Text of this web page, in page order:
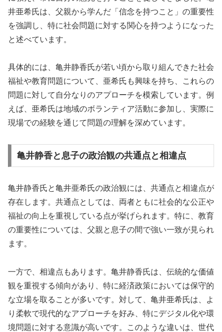
井亜希氏は、父親から学んだ「信念を持つこと」の重要性
を強調し、特に社会問題に対する関心を持つようになった
と述べています。
具体的には、亀井静香氏が若い頃から取り組んできた社会
福祉や教育問題について、亜希氏も興味を持ち、これらの
問題に対して自分なりのアプローチを模索しています。例
えば、亜希氏は地域のボランティア活動に参加し、実際に
現場での経験を通じて問題の理解を深めています。
亀井静香と息子の政治観の共通点と相違点
亀井静香氏と亀井亜希氏の政治観には、共通点と相違点が
存在します。共通点としては、両者ともに社会的な公正や
福祉の向上を重視している点が挙げられます。特に、教育
の重要性については、父親と息子の間で強い一致が見られ
ます。
一方で、相違点もあります。亀井静香氏は、伝統的な価値
観を重視する傾向があり、特に経済政策においては保守的
な立場を取ることが多いです。対して、亀井亜希氏は、よ
り柔軟で現代的なアプローチを好み、特にデジタル化や環
境問題に対する意識が高いです。このような違いは、世代